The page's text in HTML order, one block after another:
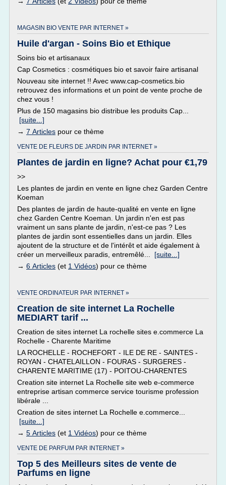
MAGASIN BIO VENTE PAR INTERNET »
Huile d'argan - Soins Bio et Ethique
Soins bio et artisanaux
Cap Cosmetics : cosmétiques bio et savoir faire artisanal
Nouveau site internet !! Avec www.cap-cosmetics.bio
retrouvez des informations et un point de vente proche de
chez vous !
Plus de 150 magasins bio distribue les produits Cap...
[suite...]
→ 7 Articles pour ce thème
VENTE DE FLEURS DE JARDIN PAR INTERNET »
Plantes de jardin en ligne? Achat pour €1,79
>>
Les plantes de jardin en vente en ligne chez Garden Centre
Koeman
Des plantes de jardin de haute-qualité en vente en ligne
chez Garden Centre Koeman. Un jardin n'en est pas
vraiment un sans plante de jardin, n'est-ce pas ? Les
plantes de jardin sont essentielles dans un jardin. Elles
ajoutent de la structure et de l'intérêt et aide également à
créer un merveilleux paradis, entremêlé... [suite...]
→ 6 Articles (et 1 Vidéos) pour ce thème
VENTE ORDINATEUR PAR INTERNET »
Creation de site internet La Rochelle
MEDIART tarif ...
Creation de sites internet La rochelle sites e.commerce La
Rochelle - Charente Maritime
LA ROCHELLE - ROCHEFORT - ILE DE RE - SAINTES -
ROYAN - CHATELAILLON - FOURAS - SURGERES -
CHARENTE MARITIME (17) - POITOU-CHARENTES
Creation site internet La Rochelle site web e-commerce
entreprise artisan commerce service tourisme profession
libérale ...
Creation de sites internet La Rochelle e.commerce...
[suite...]
→ 5 Articles (et 1 Vidéos) pour ce thème
VENTE DE PARFUM PAR INTERNET »
Top 5 des Meilleurs sites de vente de
Parfums en ligne